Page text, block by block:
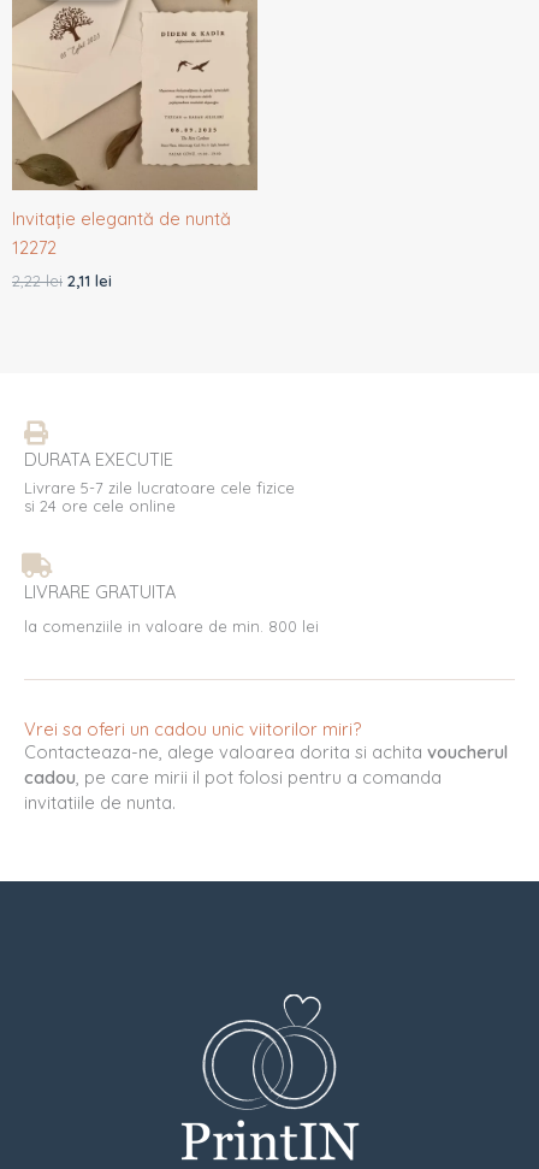
Invitație elegantă de nuntă
12272
2,22lei
fost:
2,22 lei.
2,11 lei
2,11 lei.
DURATA EXECUTIE
Livrare 5-7 zile lucratoare cele fizice
si 24 ore cele online
LIVRARE GRATUITA
la comenziile in valoare de min. 800 lei
Vrei sa oferi un cadou unic viitorilor miri?
Contacteaza-ne, alege valoarea dorita si achita voucherul
cadou, pe care mirii il pot folosi pentru a comanda
invitatiile de nunta.